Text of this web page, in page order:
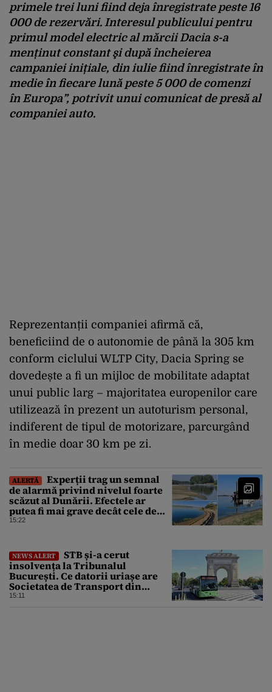
primele trei luni fiind deja înregistrate peste 16
000 de rezervări. Interesul publicului pentru
primul model electric al mărcii Dacia s-a
menținut constant şi după încheierea
campaniei inițiale, din iulie fiind înregistrate în
medie în fiecare lună peste 5 000 de comenzi
în Europa”, potrivit unui comunicat de presă al
companiei auto.
Reprezentanții companiei afirmă că,
beneficiind de o autonomie de până la 305 km
conform ciclului WLTP City, Dacia Spring se
dovedește a fi un mijloc de mobilitate adaptat
unui public larg – majoritatea europenilor care
utilizează în prezent un autoturism personal,
indiferent de tipul de motorizare, parcurgând
în medie doar 30 km pe zi.
ALERTĂ
Experții trag un semnal
de alarmă privind nivelul foarte
scăzut al Dunării. Efectele ar
putea fi mai grave decât cele de
până acum
15:22
NEWS ALERT
STB și-a cerut
insolvența la Tribunalul
București. Ce datorii uriașe are
Societatea de Transport din
București
15:11